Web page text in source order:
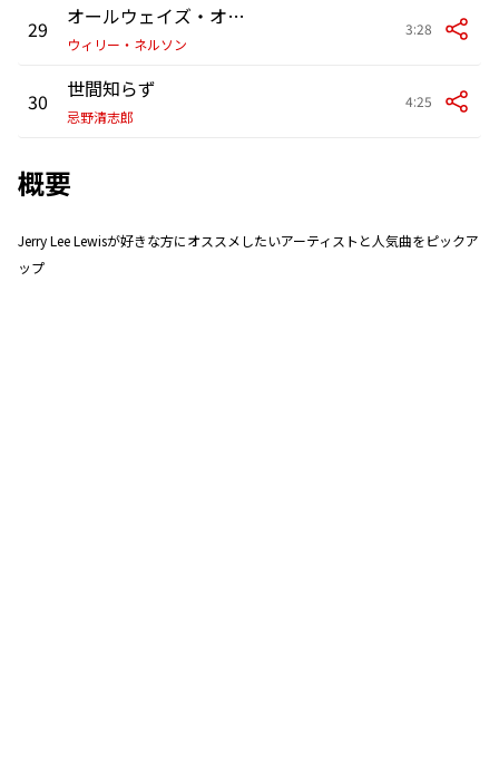
29 オールウェイズ・オン・マイ・マインド
ウィリー・ネルソン
3:28
30 世間知らず
忌野清志郎
4:25
概要
Jerry Lee Lewisが好きな方にオススメしたいアーティストと人気曲をピックア
ップ